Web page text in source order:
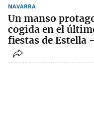
NAVARRA
Un manso
cogida en el
fiestas de Estella